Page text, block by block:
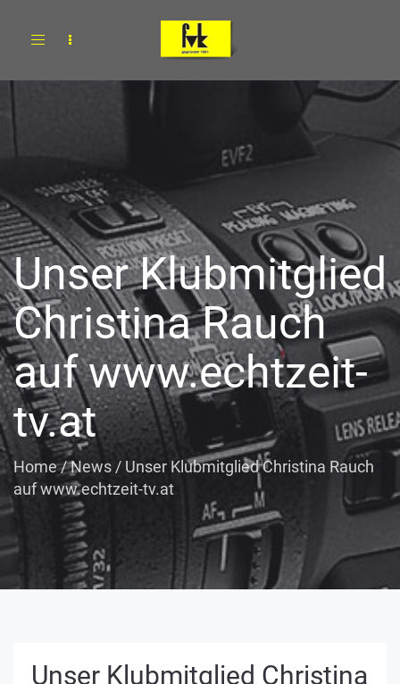
Toggle
Unser Klubmitglied
Christina Rauch
auf www.echtzeit-
tv.at
Home/News / Unser Klubmitglied Christina Rauch
auf www.echtzeit-tv.at
Unser Klubmitglied Christina